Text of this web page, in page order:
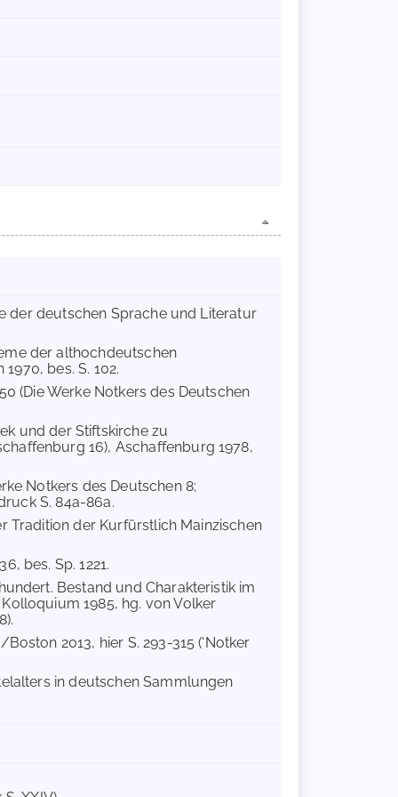
der deutschen Sprache und Literatur
der althochdeutschen
bes. S. 102.
(Die Werke Notkers des Deutschen
und der Stiftskirche zu
16), Aschaffenburg 1978,
Notkers des Deutschen 8;
S. 84a-86a.
Tradition der Kurfürstlich Mainzischen
bes. Sp. 1221.
Bestand und Charakteristik im
1985, hg. von Volker
2013, hier S. 293-315 ('Notker
in deutschen Sammlungen